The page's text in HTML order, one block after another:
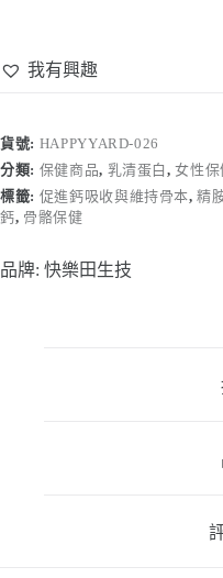
我有興趣
貨號: HAPPYYARD-026
分類: 保健商品, 乳清蛋白,女性保
標籤: 促進鈣吸收與維持骨本,精
鈣, 骨骼保健
品牌: 快樂田生技